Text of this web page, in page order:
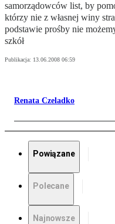
samorządowców list, by
którzy nie z własnej winy
podstawie prośby nie
szkół
Publikacja: 13.06.2008 06:59
Renata Czeladko
Powiązane
Polecane
Najnowsze